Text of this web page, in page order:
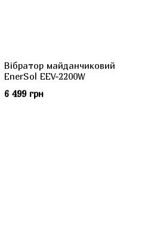
Вібратор майданчиковий
EnerSol EEV-2200W
6 499 грн